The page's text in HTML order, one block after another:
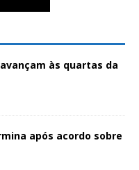
às quartas da
após acordo sobre